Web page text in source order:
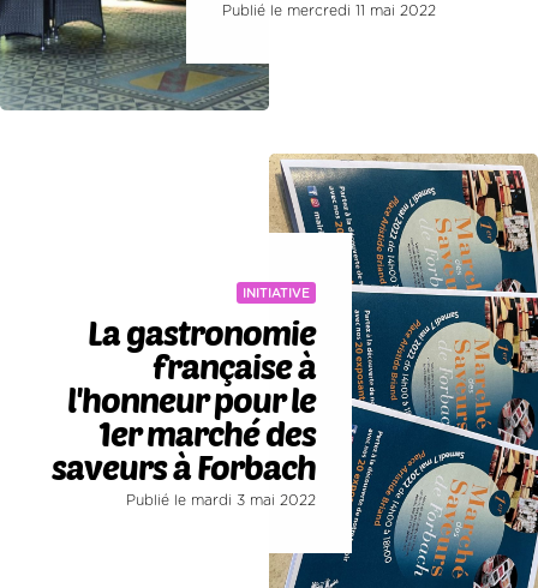
Publié le mercredi 11 mai 2022
INITIATIVE
La gastronomie
française à
l'honneur pour le
1er marché des
saveurs à Forbach
Publié le mardi 3 mai 2022